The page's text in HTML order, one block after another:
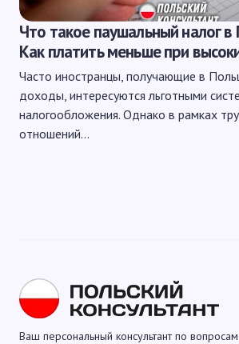
Что такое паушальный налог
Как платить меньше при
Часто иностранцы, получающие в
доходы, интересуются льготными
налогообложения. Однако в рамках
отношений…
Ваш персональный консультант по